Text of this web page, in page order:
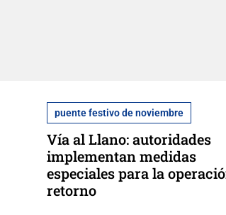
puente festivo de noviembre
Vía al Llano: autoridades
implementan medidas
especiales para la
retorno